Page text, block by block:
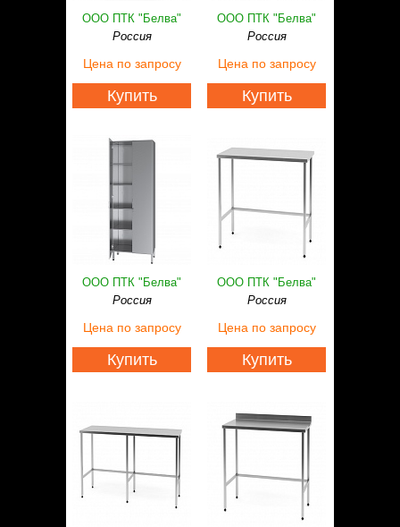
ООО ПТК "Белва"
Россия
Цена по запросу
Купить
ООО ПТК "Белва"
Россия
Цена по запросу
Купить
ООО ПТК "Белва"
Россия
Цена по запросу
Купить
ООО ПТК "Белва"
Россия
Цена по запросу
Купить